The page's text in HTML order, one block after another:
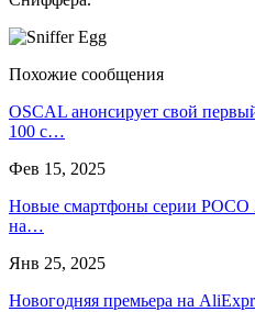
Похожие сообщения
OSCAL анонсирует свой
100 с…
Фев 15, 2025
Новые смартфоны серии POCO
на…
Янв 25, 2025
Новогодняя премьера на